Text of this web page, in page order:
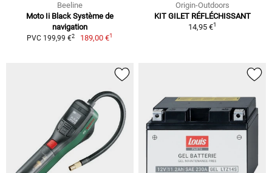
Beeline
Moto Ii Black Système de
navigation
PVC 199,99 €2 189,00 €1
Origin-Outdoors
KIT GILET RÉFLÉCHISSANT
14,95 €1